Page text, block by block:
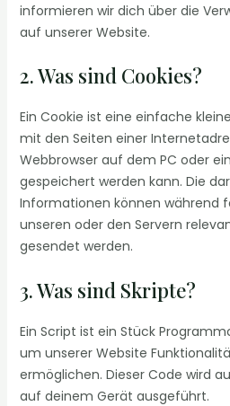
informieren wir dich über die
auf unserer Website.
2. Was sind Cookies?
Ein Cookie ist eine einfache
mit den Seiten einer
Webbrowser auf dem PC oder
gespeichert werden kann. Die
Informationen können während
unseren oder den Servern
gesendet werden.
3. Was sind Skripte?
Ein Script ist ein Stück
um unserer Website
ermöglichen. Dieser Code wird
auf deinem Gerät ausgeführt.